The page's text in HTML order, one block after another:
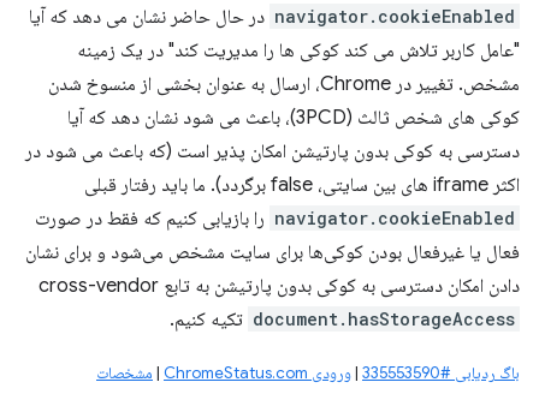
navigator.cookieEnabled در حال حاضر نشان می دهد که آیا
"عامل کاربر تلاش می کند کوکی ها را مدیریت کند" در یک زمینه
مشخص. تغییر در Chrome، ارسال به عنوان بخشی از منسوخ شدن
کوکی های شخص ثالث (3PCD)، باعث می شود نشان دهد که آیا
دسترسی به کوکی بدون پارتیشن امکان پذیر است (که باعث می شود در
اکثر iframe های بین سایتی، false برگردد). ما باید رفتار قبلی
navigator.cookieEnabled را بازیابی کنیم که فقط در صورت
فعال یا غیرفعال بودن کوکی‌ها برای سایت مشخص می‌شود و برای نشان
دادن امکان دسترسی به کوکی بدون پارتیشن به تابع cross-vendor
document.hasStorageAccess تکیه کنیم.
باگ ردیابی #335553590 |ورودی ChromeStatus.com | مشخصات